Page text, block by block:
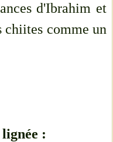
d'Ibrahim et
chiites comme un
: